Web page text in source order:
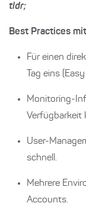
tldr;
Best Practices
Für einen
Tag eins
Monitoring-
Verfügbarkeit
User-
schnell.
Mehrere
Accounts.